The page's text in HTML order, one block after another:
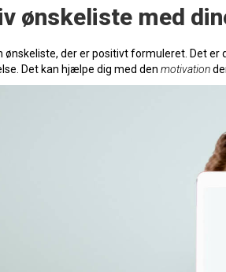
ønskeliste med
ønskeliste, der er positivt formuleret. Det er
Det kan hjælpe dig med den motivation